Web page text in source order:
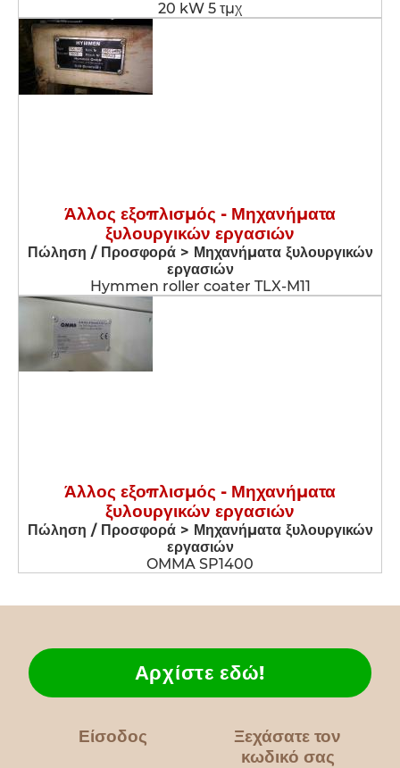
20 kW 5 τμχ
Άλλος εξοπλισμός - Μηχανήματα
ξυλουργικών εργασιών
Πώληση / Προσφορά > Μηχανήματα ξυλουργικών
εργασιών
Hymmen roller coater TLX-M11
Άλλος εξοπλισμός - Μηχανήματα
ξυλουργικών εργασιών
Πώληση / Προσφορά > Μηχανήματα ξυλουργικών
εργασιών
OMMA SP1400
Είσοδος
Ξεχάσατε τον
κωδικό σας
Αρχίστε εδώ!